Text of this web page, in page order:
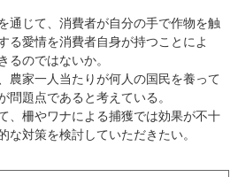
通じて、消費者が自分の手で作物を触
る愛情を消費者自身が持つことによ
るのではないか。
農家一人当たりが何人の国民を養って
問題点であると考えている。
、柵やワナによる捕獲では効果が不十
な対策を検討していただきたい。